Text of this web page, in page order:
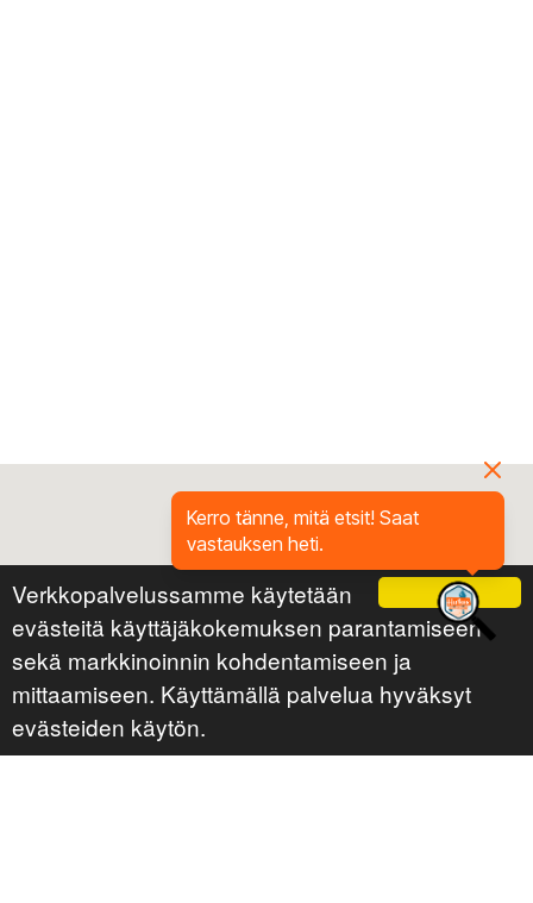
Ok
Verkkopalvelussamme käytetään
evästeitä käyttäjäkokemuksen parantamiseen
sekä markkinoinnin kohdentamiseen ja
mittaamiseen. Käyttämällä palvelua hyväksyt
evästeiden käytön.
Kerro tänne, mitä etsit! Saat
vastauksen heti.